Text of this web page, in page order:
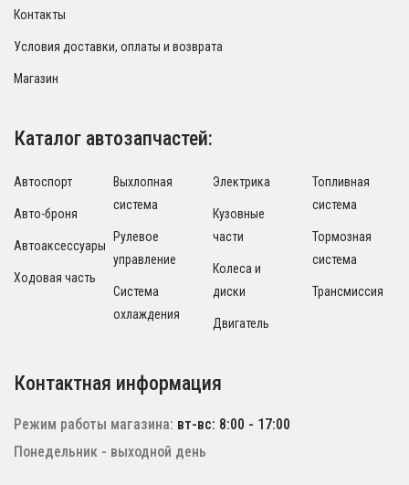
Контакты
Условия доставки, оплаты и возврата
Магазин
Каталог автозапчастей:
Автоспорт
Авто-броня
Автоаксессуары
Ходовая часть
Выхлопная
система
Рулевое
управление
Система
охлаждения
Электрика
Кузовные
части
Колеса и
диски
Двигатель
Топливная
система
Тормозная
система
Трансмиссия
Контактная информация
Режим работы магазина: вт-вс: 8:00 - 17:00
Понедельник - выходной день